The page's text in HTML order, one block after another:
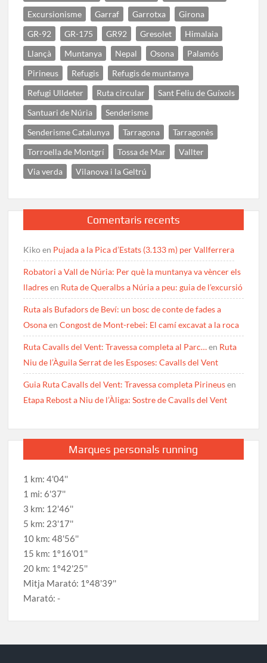
Excursionisme
Garraf Garrotxa
Girona
GR-92
GR-175 GR92 Gresolet
Himalaia
Llançà
Muntanya Nepal Osona
Palamós
Pirineus
Refugis
Refugis de muntanya
Refugi Ulldeter
Ruta circular
Sant Feliu de Guíxols
Santuari de Núria
Senderisme
Senderisme Catalunya
Tarragona
Tarragonès
Torroella de Montgrí
Tossa de Mar
Vallter
Via verda
Vilanova i la Geltrú
Comentaris recents
Kikoen Pujada a la Pica d’Estats (3.133 m) per Vallferrera
Robatori a Vall de Núria: Per què la muntanya va vèncer els
lladresen Ruta de Queralbs a Núria a peu: guia de l’excursió
Ruta als Bufadors de Beví: un bosc de conte de fades a
OsonaenCongost de Mont-rebei: El camí excavat a la roca
Ruta Cavalls del Vent: Travessa completa al Parc…en Ruta
Niu de l’Àguila Serrat de les Esposes: Cavalls del Vent
Guia Ruta Cavalls del Vent: Travessa completa Pirineusen
Etapa Rebost a Niu de l’Àliga: Sostre de Cavalls del Vent
Marques personals running
1 km: 4'04''
1 mi: 6'37''
3 km: 12'46''
5 km: 23'17''
10 km: 48'56''
15 km: 1º16'01''
20 km: 1º42'25''
Mitja Marató: 1º48'39''
Marató: -